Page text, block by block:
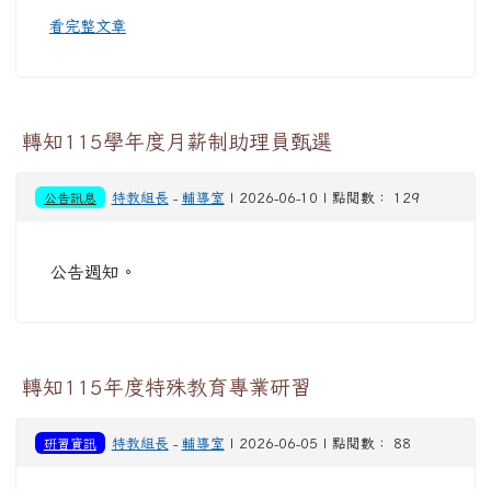
看完整文章
轉知115學年度月薪制助理員甄選
公告訊息 特教組長 - 輔導室 | 2026-06-10 | 點閱數： 129
公告週知。
轉知115年度特殊教育專業研習
研習資訊 特教組長 - 輔導室 | 2026-06-05 | 點閱數： 88